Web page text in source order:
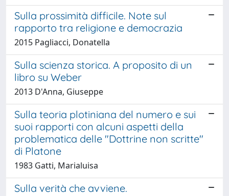
Sulla prossimità difficile. Note sul
rapporto tra religione e democrazia
2015 Pagliacci, Donatella
Sulla scienza storica. A proposito di un
libro su Weber
2013 D'Anna, Giuseppe
Sulla teoria plotiniana del numero e sui
suoi rapporti con alcuni aspetti della
problematica delle "Dottrine non scritte"
di Platone
1983 Gatti, Marialuisa
Sulla verità che avviene.